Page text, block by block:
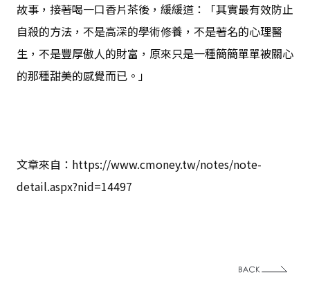
故事，接著喝一口香片茶後，緩緩道：「其實最有效防止
自殺的方法，不是高深的學術修養，不是著名的心理醫
生，不是豐厚傲人的財富，原來只是一種簡簡單單被關心
的那種甜美的感覺而已。」
文章來自：https://www.cmoney.tw/notes/note-
detail.aspx?nid=14497